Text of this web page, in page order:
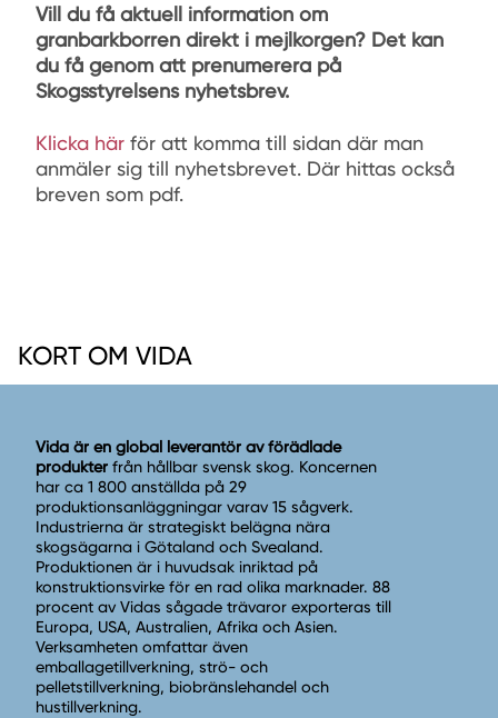
Vill du få aktuell information om
granbarkborren direkt i mejlkorgen? Det kan
du få genom att prenumerera på
Skogsstyrelsens nyhetsbrev.
Klicka här för att komma till sidan där man
anmäler sig till nyhetsbrevet. Där hittas också
breven som pdf.
KORT OM VIDA
Vida är en global leverantör av förädlade
produkter från hållbar svensk skog. Koncernen
har ca 1 800 anställda på 29
produktionsanläggningar varav 15 sågverk.
Industrierna är strategiskt belägna nära
skogsägarna i Götaland och Svealand.
Produktionen är i huvudsak inriktad på
konstruktionsvirke för en rad olika marknader. 88
procent av Vidas sågade trävaror exporteras till
Europa, USA, Australien, Afrika och Asien.
Verksamheten omfattar även
emballagetillverkning, strö- och
pelletstillverkning, biobränslehandel och
hustillverkning.